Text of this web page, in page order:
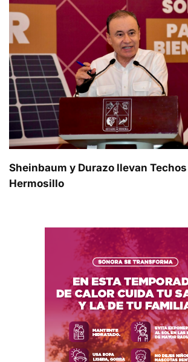
Sheinbaum y Durazo llevan
Hermosillo